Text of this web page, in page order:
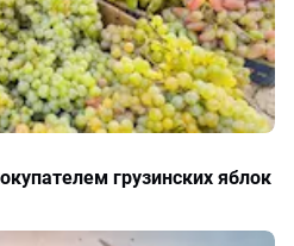
грузинских яблок